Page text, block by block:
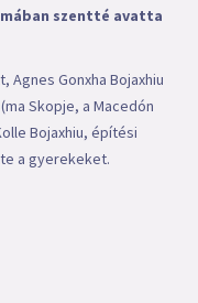
szentté avatta
Agnes Gonxha Bojaxhiu
Skopje, a Macedón
Bojaxhiu, építési
a gyerekeket.